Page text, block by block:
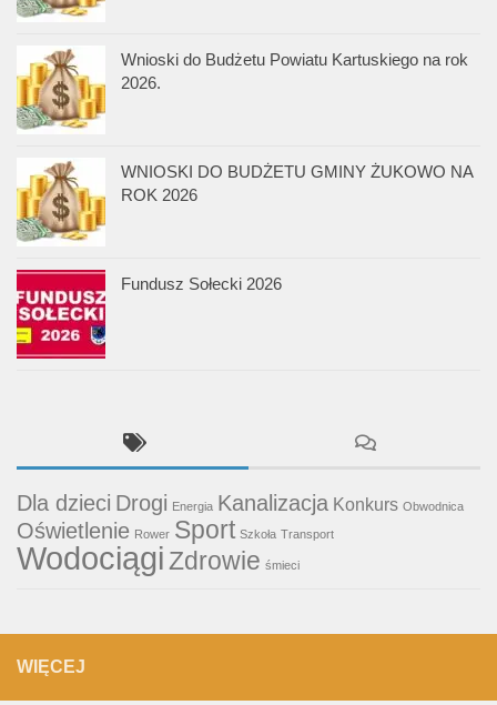
Wnioski do Budżetu Powiatu Kartuskiego na rok
2026.
WNIOSKI DO BUDŻETU GMINY ŻUKOWO NA
ROK 2026
Fundusz Sołecki 2026
Dla dzieci Drogi Energia Kanalizacja Konkurs Obwodnica
Oświetlenie Rower Sport Szkoła Transport
WodociągiZdrowie śmieci
WIĘCEJ